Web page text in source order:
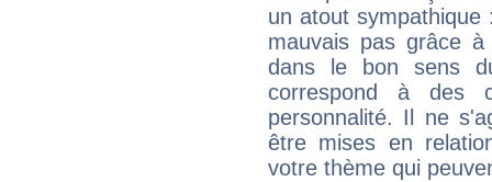
un atout
mauvais pas grâce
dans le bon sens
correspond à des
personnalité. Il ne
être mises en
votre thème qui